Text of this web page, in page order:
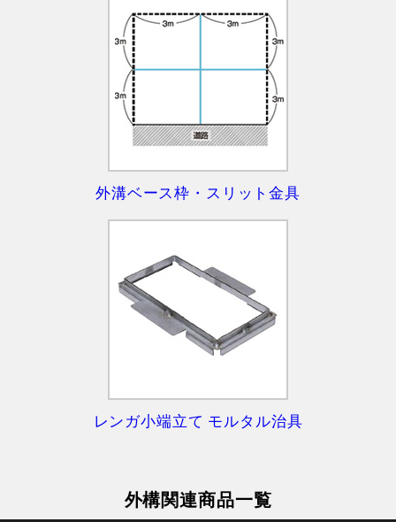
外溝ベース枠・スリット金具
レンガ小端立て モルタル治具
外構関連商品一覧